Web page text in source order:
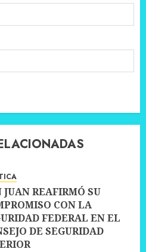
JUAN REAFIRMÓ SU
CON LA
FEDERAL EN EL
DE SEGURIDAD